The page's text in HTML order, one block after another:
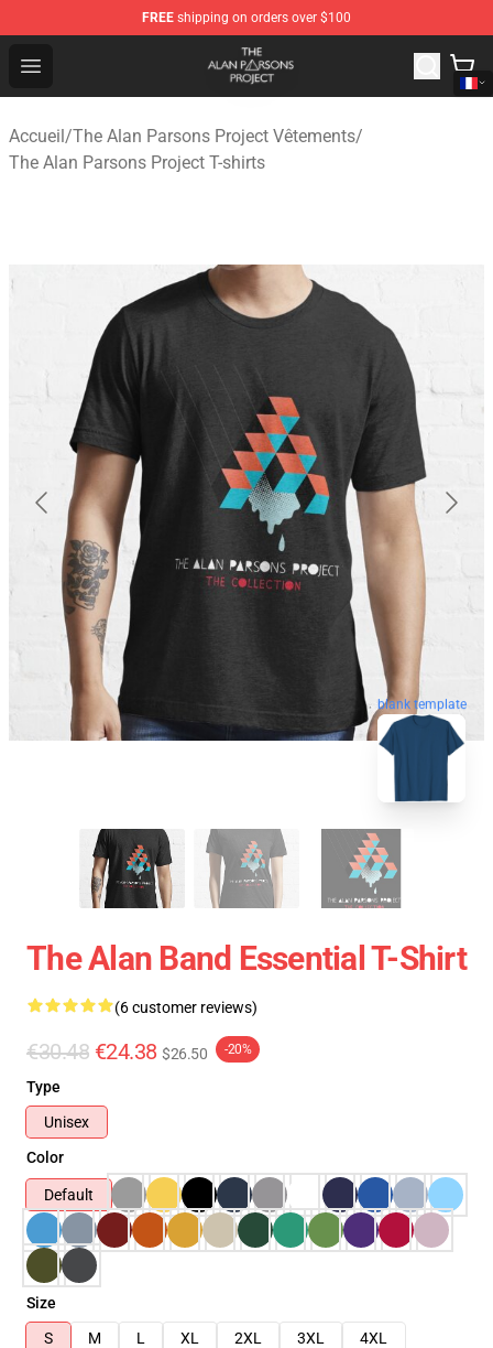
FREE shipping on orders over $100
Open menu
The Alan Parsons Project Store - Official The Alan
Accueil/The Alan Parsons Project Vêtements/
The Alan Parsons Project T-shirts
blank template
The Alan Band Essential T-Shirt
(6 customer reviews)
€30.48 €24.38 $26.50 -20%
Type
Unisex
Color
Default
Size
S
M L XL 2XL 3XL
4XL